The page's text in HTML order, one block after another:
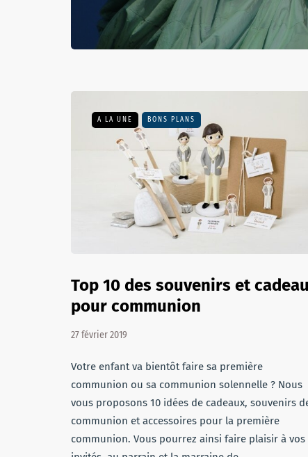
A LA UNE BONS PLANS
Top 10 des souvenirs et
pour communion
27 février 2019
Votre enfant va bientôt faire sa première
communion ou sa communion solennelle ? Nous
vous proposons 10 idées de cadeaux, souvenirs
communion et accessoires pour la première
communion. Vous pourrez ainsi faire plaisir à vos